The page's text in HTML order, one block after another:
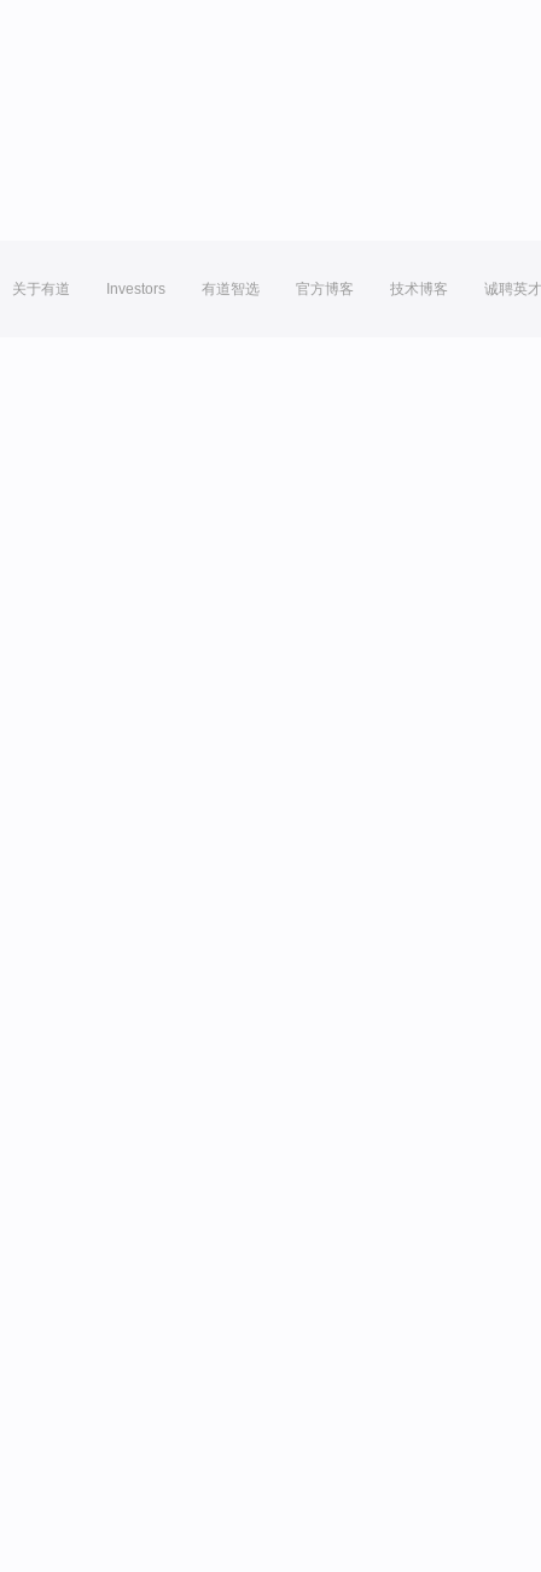
关于有道 Investors 有道智选 官方博客 技术博客 诚聘英才